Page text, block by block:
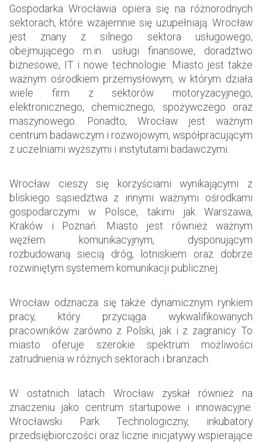
Gospodarka Wrocławia opiera się na różnorodnych
sektorach, które wzajemnie się uzupełniają. Wrocław
jest znany z silnego sektora usługowego,
obejmującego m.in. usługi finansowe, doradztwo
biznesowe, IT i nowe technologie. Miasto jest także
ważnym ośrodkiem przemysłowym, w którym działa
wiele firm z sektorów motoryzacyjnego,
elektronicznego, chemicznego, spożywczego oraz
maszynowego. Ponadto, Wrocław jest ważnym
centrum badawczym i rozwojowym, współpracującym
z uczelniami wyższymi i instytutami badawczymi.
Wrocław cieszy się korzyściami wynikającymi z
bliskiego sąsiedztwa z innymi ważnymi ośrodkami
gospodarczymi w Polsce, takimi jak Warszawa,
Kraków i Poznań. Miasto jest również ważnym
węzłem komunikacyjnym, dysponującym
rozbudowaną siecią dróg, lotniskiem oraz dobrze
rozwiniętym systemem komunikacji publicznej.
Wrocław odznacza się także dynamicznym rynkiem
pracy, który przyciąga wykwalifikowanych
pracowników zarówno z Polski, jak i z zagranicy. To
miasto oferuje szerokie spektrum możliwości
zatrudnienia w różnych sektorach i branżach.
W ostatnich latach Wrocław zyskał również na
znaczeniu jako centrum startupowe i innowacyjne.
Wrocławski Park Technologiczny, inkubatory
przedsiębiorczości oraz liczne inicjatywy wspierające